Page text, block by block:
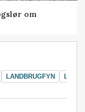
om
LANDBRUGFYN